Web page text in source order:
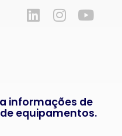
informações de
equipamentos.